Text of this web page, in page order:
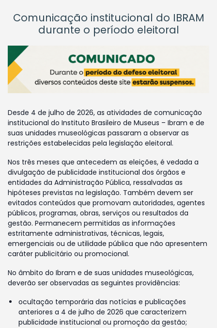
Comunicação institucional do IBRAM
durante o período eleitoral
Desde 4 de julho de 2026, as atividades de comunicação
institucional do Instituto Brasileiro de Museus – Ibram e de
suas unidades museológicas passaram a observar as
restrições estabelecidas pela legislação eleitoral.
Nos três meses que antecedem as eleições, é vedada a
divulgação de publicidade institucional dos órgãos e
entidades da Administração Pública, ressalvadas as
hipóteses previstas na legislação. Também devem ser
evitados conteúdos que promovam autoridades, agentes
públicos, programas, obras, serviços ou resultados da
gestão. Permanecem permitidas as informações
estritamente administrativas, técnicas, legais,
emergenciais ou de utilidade pública que não apresentem
caráter publicitário ou promocional.
No âmbito do Ibram e de suas unidades museológicas,
deverão ser observadas as seguintes providências:
ocultação temporária das notícias e publicações
anteriores a 4 de julho de 2026 que caracterizem
publicidade institucional ou promoção da gestão;